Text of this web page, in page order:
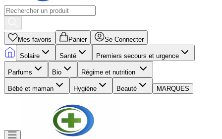
Mes favoris Panier Se Connecter
Solaire Santé Premiers secours et urgence
Parfums Bio Régime et nutrition
Bébé et maman Hygiène Beauté MARQUES